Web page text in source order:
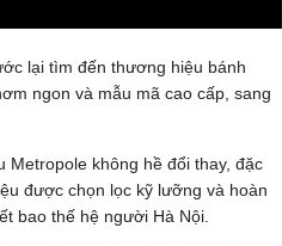
lại tìm đến thương hiệu bánh
ngon và mẫu mã cao cấp, sang
không hề đổi thay, đặc
được chọn lọc kỹ lưỡng và hoàn
bao thế hệ người Hà Nội.